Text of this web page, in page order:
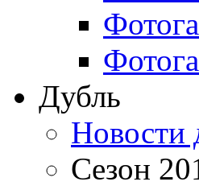
Дубль
Новости
Сезон